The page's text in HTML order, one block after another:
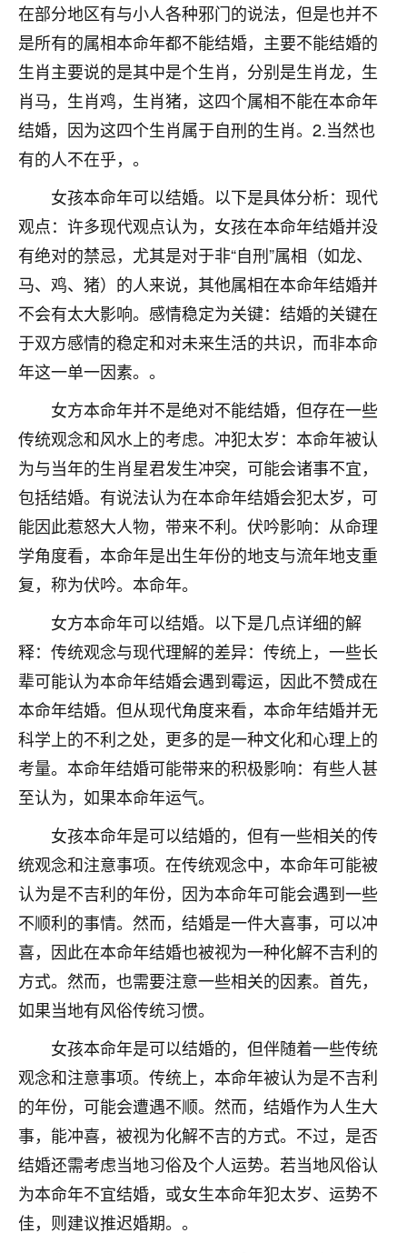
在部分地区有与小人各种邪门的说法，但是也并不
是所有的属相本命年都不能结婚，主要不能结婚的
生肖主要说的是其中是个生肖，分别是生肖龙，生
肖马，生肖鸡，生肖猪，这四个属相不能在本命年
结婚，因为这四个生肖属于自刑的生肖。2.当然也
有的人不在乎，。
女孩本命年可以结婚。以下是具体分析：现代
观点：许多现代观点认为，女孩在本命年结婚并没
有绝对的禁忌，尤其是对于非“自刑”属相（如龙、
马、鸡、猪）的人来说，其他属相在本命年结婚并
不会有太大影响。感情稳定为关键：结婚的关键在
于双方感情的稳定和对未来生活的共识，而非本命
年这一单一因素。。
女方本命年并不是绝对不能结婚，但存在一些
传统观念和风水上的考虑。冲犯太岁：本命年被认
为与当年的生肖星君发生冲突，可能会诸事不宜，
包括结婚。有说法认为在本命年结婚会犯太岁，可
能因此惹怒大人物，带来不利。伏吟影响：从命理
学角度看，本命年是出生年份的地支与流年地支重
复，称为伏吟。本命年。
女方本命年可以结婚。以下是几点详细的解
释：传统观念与现代理解的差异：传统上，一些长
辈可能认为本命年结婚会遇到霉运，因此不赞成在
本命年结婚。但从现代角度来看，本命年结婚并无
科学上的不利之处，更多的是一种文化和心理上的
考量。本命年结婚可能带来的积极影响：有些人甚
至认为，如果本命年运气。
女孩本命年是可以结婚的，但有一些相关的传
统观念和注意事项。在传统观念中，本命年可能被
认为是不吉利的年份，因为本命年可能会遇到一些
不顺利的事情。然而，结婚是一件大喜事，可以冲
喜，因此在本命年结婚也被视为一种化解不吉利的
方式。然而，也需要注意一些相关的因素。首先，
如果当地有风俗传统习惯。
女孩本命年是可以结婚的，但伴随着一些传统
观念和注意事项。传统上，本命年被认为是不吉利
的年份，可能会遭遇不顺。然而，结婚作为人生大
事，能冲喜，被视为化解不吉的方式。不过，是否
结婚还需考虑当地习俗及个人运势。若当地风俗认
为本命年不宜结婚，或女生本命年犯太岁、运势不
佳，则建议推迟婚期。。
梦醒时分
我女儿高二叛逆，大半年不上学，一说她就要死要活
的，把我们两口子愁的不行，朋友给我推荐的慧来老
师，一开始我是病急乱投医，这半年来，法事一个个
做完，我女儿跟变了个人一样，不期望她能考多好的
大学，只要能安安稳稳的把书读了，身体心理都健健
康康的我就很知足了！
鹿森：可怜天下父母心啊！
3小时前 来自河北 16
付深
我是公司人事调整，有升迁机会，但同时竞争的我们
三个，找老师的时候是抱着侥幸心理，没想到老师看
着我晋升有望，我半信半疑的按照老师建议，做了化
太岁还有一个发钱粮，本来年前的人事调整，拖到年
职第一个就是我，职务无所谓，主要是底薪加了
3000，非常开心，无论如何，感恩感谢！🙏🏻
鹿森：恭喜升职加薪！！，请客吗？�
12小时前 来自北京
心心相印
我身体不太好，总是病病殃殃的，去检查又没什么大
题，后来无意中看到有人推荐慧来老师，跟老师聊过
之后，心情豁然开朗，也听老师建议，处理了一些因
果问题。今年以来，身体比以前好多，主要是心情好
了，老师说境随心转，现在深有体会了。
鹿森：是的，其实跟老师聊过之后，最大的感
触，首先就是心态会变好，万般皆是命，半点
不由人！
金白水清
我也想找老师看看，有没有人给个联系方式的啊？
鹿森：慧来老师微信：gjsy0624
1天前 来自江西 12
青春168
2天前 来自山西 15
Jessica李
老师做不做超度法事？我想给我奶奶做超度，她今年
刚去世了。
七零老顽童：我母亲前年离世，刚开始我经常
做梦梦见她，后来也是朋友介绍，找到慧来老
师，安排了超度法事，做梦再也没有梦到过